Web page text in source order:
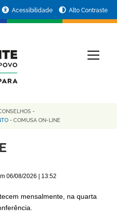
Acessibilidade Alto Contraste
-
- COMUSA ON-LINE
06/08/2026 | 13:52
mensalmente, na quarta